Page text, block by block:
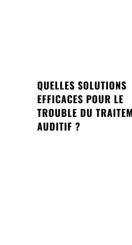
QUELLES SOLUTIONS
EFFICACES POUR LE
TROUBLE DU
AUDITIF ?